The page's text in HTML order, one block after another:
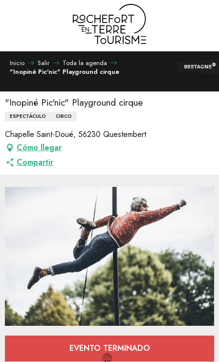
Inicio Salir
Toda la agenda
"Inopiné Pic'nic" Playground cirque
"Inopiné Pic'nic" Playground cirque
ESPECTÁCULO CIRCO
Chapelle Saint-Doué, 56230 Questembert
Cómo llegar
Compartir
Horarios y datos de contacto
EVENTO TERMINADO